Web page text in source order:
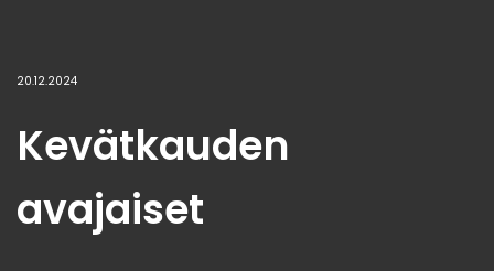
20.12.2024
Kevätkauden
avajaiset